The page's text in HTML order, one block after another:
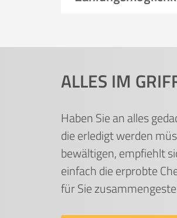
ALLES IM
Haben Sie an alles
die erledigt werden
bewältigen, empfiehlt
einfach die erprobte
für Sie